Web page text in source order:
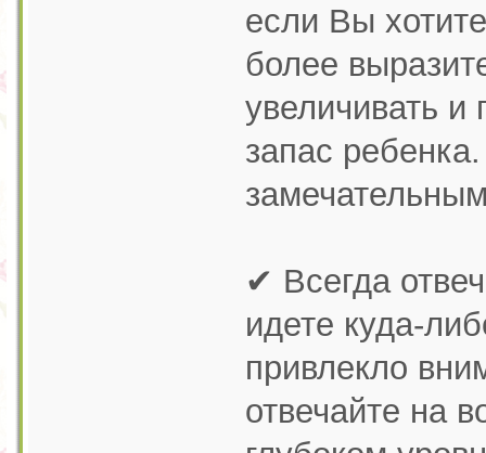
если Вы
более
увеличивать и
запас
✔ Всегда
идете куда-
привлекло
отвечайте на